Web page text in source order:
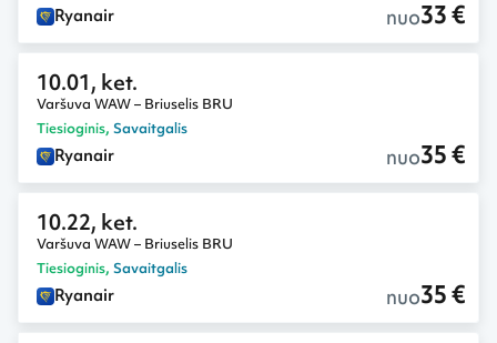
Ryanair nuo33 €
10.01, ket.
Varšuva WAW – Briuselis BRU
Tiesioginis, Savaitgalis
Ryanair nuo35 €
10.22, ket.
Varšuva WAW – Briuselis BRU
Tiesioginis, Savaitgalis
Ryanair nuo35 €